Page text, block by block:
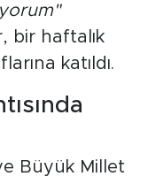
bir haftalık
katıldı.
Büyük Millet